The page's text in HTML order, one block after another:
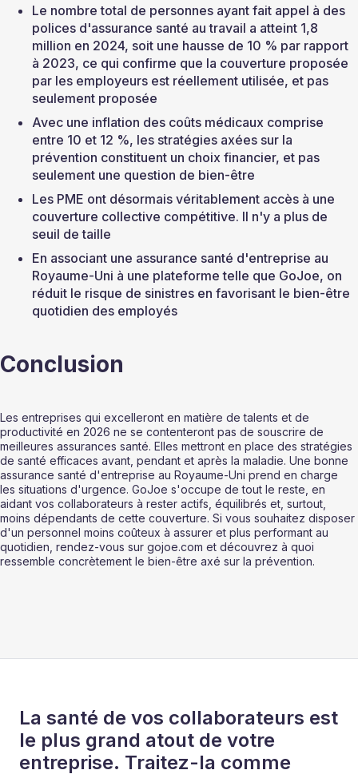
Le nombre total de personnes ayant fait appel à des
polices d'assurance santé au travail a atteint 1,8
million en 2024, soit une hausse de 10 % par rapport
à 2023, ce qui confirme que la couverture proposée
par les employeurs est réellement utilisée, et pas
seulement proposée
Avec une inflation des coûts médicaux comprise
entre 10 et 12 %, les stratégies axées sur la
prévention constituent un choix financier, et pas
seulement une question de bien-être
Les PME ont désormais véritablement accès à une
couverture collective compétitive. Il n'y a plus de
seuil de taille
En associant une assurance santé d'entreprise au
Royaume-Uni à une plateforme telle que GoJoe, on
réduit le risque de sinistres en favorisant le bien-être
quotidien des employés
Conclusion
Les entreprises qui excelleront en matière de talents et de
productivité en 2026 ne se contenteront pas de souscrire de
meilleures assurances santé. Elles mettront en place des stratégies
de santé efficaces avant, pendant et après la maladie. Une bonne
assurance santé d'entreprise au Royaume-Uni prend en charge
les situations d'urgence. GoJoe s'occupe de tout le reste, en
aidant vos collaborateurs à rester actifs, équilibrés et, surtout,
moins dépendants de cette couverture. Si vous souhaitez disposer
d'un personnel moins coûteux à assurer et plus performant au
quotidien, rendez-vous sur gojoe.com et découvrez à quoi
ressemble concrètement le bien-être axé sur la prévention.
La santé de vos collaborateurs est
le plus grand atout de votre
entreprise. Traitez-la comme